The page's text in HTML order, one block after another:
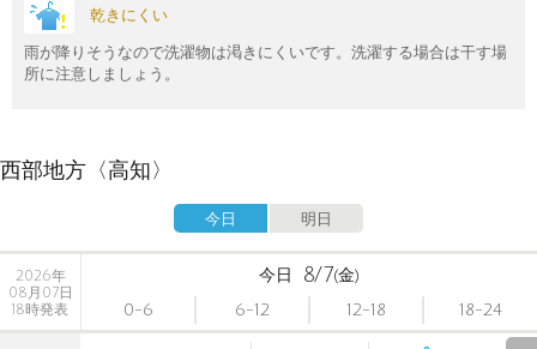
乾きにくい
雨が降りそうなので洗濯物は渇きにくいです。洗濯する場合は干す場
所に注意しましょう。
西部地方〈高知〉
今日 明日
2026年
08月07日
18時発表
今日 8/7(金)
0-6
6-12 12-18 18-24